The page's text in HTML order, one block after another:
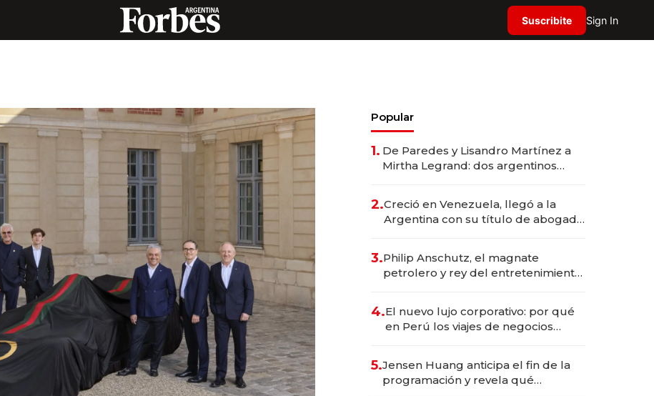
Suscribite Sign In
Popular
1. De Paredes y Lisandro Martínez a
Mirtha Legrand: dos argentinos
2.Creció en Venezuela, llegó a la
Argentina con su título de abogado
marcas "fast premium"
3.Philip Anschutz, el magnate
petrolero y rey del entretenimiento
4.El nuevo lujo corporativo: por qué
en Perú los viajes de negocios
transformadoras
5.Jensen Huang anticipa el fin de la
programación y revela qué